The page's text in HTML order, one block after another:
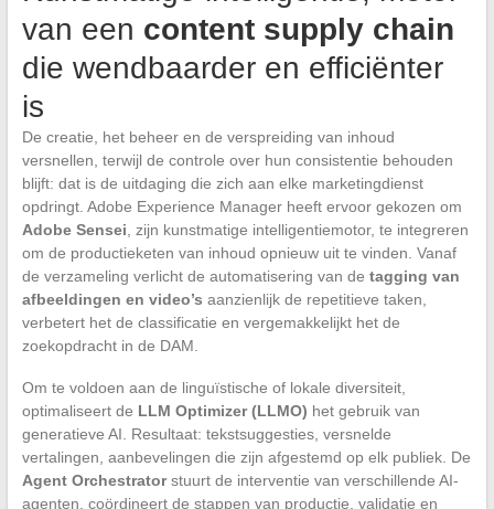
van een content supply chain
die wendbaarder en efficiënter
is
De creatie, het beheer en de verspreiding van inhoud
versnellen, terwijl de controle over hun consistentie behouden
blijft: dat is de uitdaging die zich aan elke marketingdienst
opdringt. Adobe Experience Manager heeft ervoor gekozen om
Adobe Sensei , zijn kunstmatige intelligentiemotor, te integreren
om de productieketen van inhoud opnieuw uit te vinden. Vanaf
de verzameling verlicht de automatisering van de tagging van
afbeeldingen en video’s aanzienlijk de repetitieve taken,
verbetert het de classificatie en vergemakkelijkt het de
zoekopdracht in de DAM.
Om te voldoen aan de linguïstische of lokale diversiteit,
optimaliseert de LLM Optimizer (LLMO) het gebruik van
generatieve AI. Resultaat: tekstsuggesties, versnelde
vertalingen, aanbevelingen die zijn afgestemd op elk publiek. De
Agent Orchestratorstuurt de interventie van verschillende AI-
agenten, coördineert de stappen van productie, validatie en